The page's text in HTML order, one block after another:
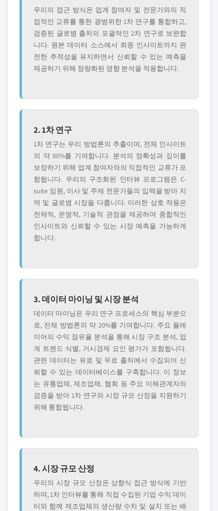
우리의 접근 방식은 업계 참여자 및 전문가와의 직
접적인 교류를 통한 광범위한 1차 연구를 통합하고,
검증된 글로볌 출처의 포괄적인 2차 연구로 보완합
니다. 원본 데이터 소스에서 최종 인사이트까지 완
전한 추적성을 유지하면서 신뢰할 수 있는 예측을
제공하기 위해 정량화된 영향 분석을 적용합니다.
2. 1차 연구
1차 연구는 우리 방법론의 추출이며, 전체 인사이트
의 약 80%를 기여합니다. 분석의 정확성과 깊이를
보장하기 위해 업계 참여자와의 직접적인 교류가 포
함됩니다. 우리의 구조화된 인터뷰 프로그램은 C-
suite 임원, 이사 및 주제 전문가들의 입력을 받아 지
역 및 글로볌 시장을 다룹니다. 이러한 상호 작용은
전략적, 운영적, 기술적 관점을 제공하여 종합적인
인사이트와 신뢰할 수 있는 시장 예측을 가능하게
합니다.
3. 데이터 마이닝 및 시장 분석
데이터 마이닝은 우리 연구 프로세스의 핵심 부분으
로, 전체 방법론의 약 20%를 기여합니다. 주요 플레
이어의 수익 점유율 분석을 통해 시장 구조 분석, 업
계 트렌드 식별, 거시경제 요인 평가가 포함됩니다.
관련 데이터는 유료 및 무료 출처에서 수집되어 신
뢰할 수 있는 데이터베이스를 구축합니다. 이 정보
는 유통업체, 제조업체, 협회 등 주요 이해관계자의
검증을 받아 1차 연구와 시장 규모 산정을 지원하기
위해 통합됩니다.
4. 시장 규모 산정
우리의 시장 규모 산정은 상향식 접근 방식에 기반
하며, 1차 인터뷰를 통해 직접 수집된 기업 수익 데이
터와 함께 제조업체의 생산량 수치 및 설치 또는 배